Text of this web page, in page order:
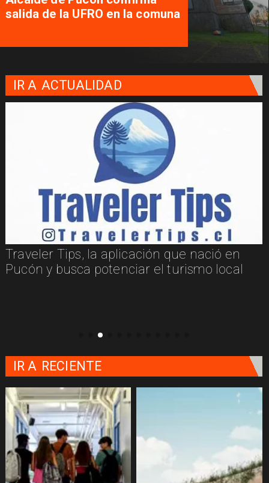
salida de la UFRO en la comuna
IR A ACTUALIDAD
Traveler Tips, la aplicación que nació en
Pucón y busca potenciar el turismo local
IR A RECIENTE